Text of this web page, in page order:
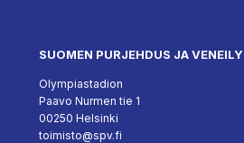
SUOMEN PURJEHDUS JA VENEILY
Olympiastadion
Paavo Nurmen tie 1
00250 Helsinki
toimisto@spv.fi